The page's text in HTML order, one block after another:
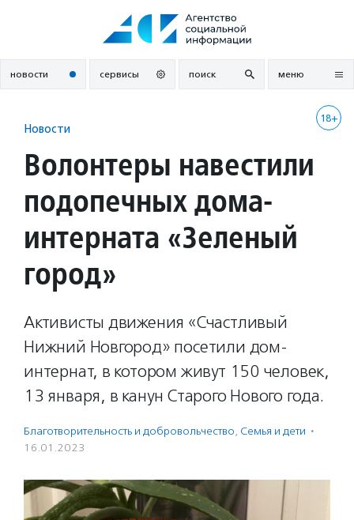
новости сервисы поиск меню
18+
Новости
Волонтеры навестили
подопечных дома-
интерната «Зеленый
город»
Активисты движения «Счастливый
Нижний Новгород» посетили дом-
интернат, в котором живут 150 человек,
13 января, в канун Старого Нового года.
Благотвори­тель­ность и доброволь­чест­во, Семья и дети ·
16.01.2023